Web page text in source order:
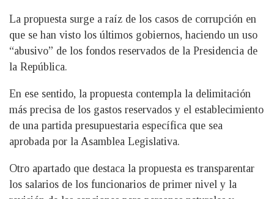
La propuesta surge a raíz de los casos de corrupción en
que se han visto los últimos gobiernos, haciendo un uso
“abusivo” de los fondos reservados de la Presidencia de
la República.
En ese sentido, la propuesta contempla la delimitación
más precisa de los gastos reservados y el establecimiento
de una partida presupuestaria específica que sea
aprobada por la Asamblea Legislativa.
Otro apartado que destaca la propuesta es transparentar
los salarios de los funcionarios de primer nivel y la